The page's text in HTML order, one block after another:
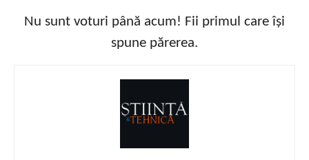
Nu sunt voturi până acum! Fii primul care își
spune părerea.